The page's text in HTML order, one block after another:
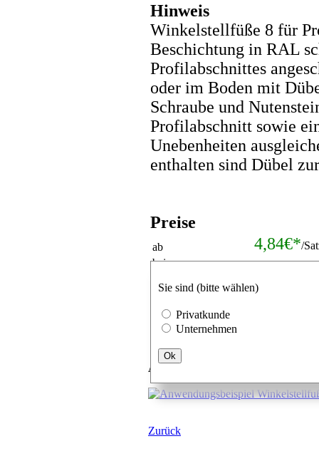
Hinweis
Winkelstellfüße 8 für
Beschichtung in RAL
Profilabschnittes
oder im Boden mit
Schraube und
Profilabschnitt sowie
Unebenheiten
enthalten sind Dübel
Preise
Sie sind (bitte wählen)
Privatkunde
Unternehmen
Ok
ab 4,84€*/
bei
Satz
Anwendungsbeispiel
Zurück